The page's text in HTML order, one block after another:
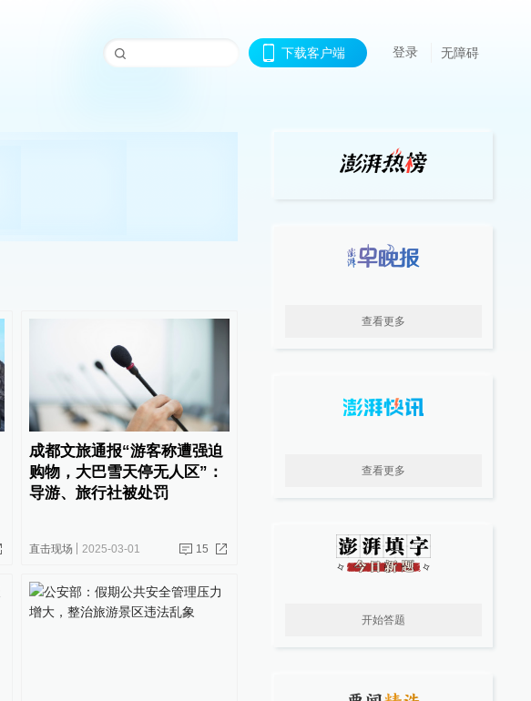
下载客户端 登录 无障碍
成都文旅通报“游客称遭强迫
购物，大巴雪天停无人区”：
导游、旅行社被处罚
直击现场 2025-03-01 15
查看更多
查看更多
开始答题